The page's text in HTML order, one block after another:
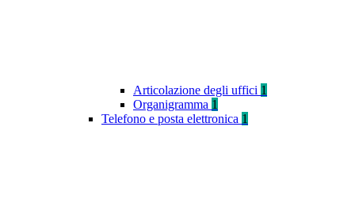
Articolazione degli uffici 1
Organigramma 1
Telefono e posta elettronica 1